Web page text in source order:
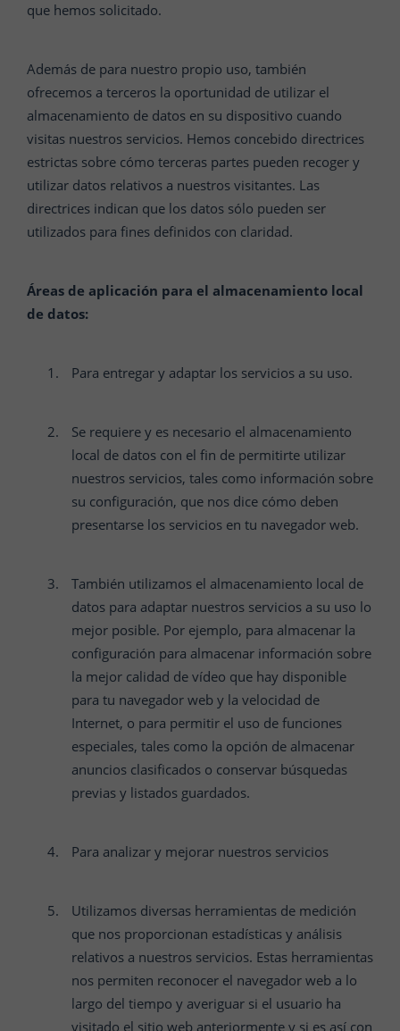
que hemos solicitado.
Además de para nuestro propio uso, también
ofrecemos a terceros la oportunidad de utilizar el
almacenamiento de datos en su dispositivo cuando
visitas nuestros servicios. Hemos concebido directrices
estrictas sobre cómo terceras partes pueden recoger y
utilizar datos relativos a nuestros visitantes. Las
directrices indican que los datos sólo pueden ser
utilizados para fines definidos con claridad.
Áreas de aplicación para el almacenamiento local
de datos:
Para entregar y adaptar los servicios a su uso.
Se requiere y es necesario el almacenamiento
local de datos con el fin de permitirte utilizar
nuestros servicios, tales como información sobre
su configuración, que nos dice cómo deben
presentarse los servicios en tu navegador web.
También utilizamos el almacenamiento local de
datos para adaptar nuestros servicios a su uso lo
mejor posible. Por ejemplo, para almacenar la
configuración para almacenar información sobre
la mejor calidad de vídeo que hay disponible
para tu navegador web y la velocidad de
Internet, o para permitir el uso de funciones
especiales, tales como la opción de almacenar
anuncios clasificados o conservar búsquedas
previas y listados guardados.
Para analizar y mejorar nuestros servicios
Utilizamos diversas herramientas de medición
que nos proporcionan estadísticas y análisis
relativos a nuestros servicios. Estas herramientas
nos permiten reconocer el navegador web a lo
largo del tiempo y averiguar si el usuario ha
visitado el sitio web anteriormente y si es así con